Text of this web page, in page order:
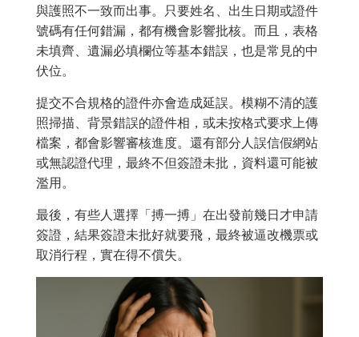
與護照不一致而出事。只要姓名、出生日期或證件
號碼有任何錯漏，都有機會影響批核。而且，表格
未填齊、遺漏必填欄位等基本錯誤，也是常見的中
伏位。
提交不合規格的證件亦會造成延誤。模糊不清的護
照掃描、背景錯誤的證件相，或未按格式要求上傳
檔案，都會影響審核進度。還有部分人誤信假網站
或無認證代理，最終不但簽證未批，資料還可能被
濫用。
最後，有些人選擇「搏一搏」在出發前幾日才申請
簽證，結果簽證未批好就要飛，最終被逼改機票或
取消行程，實在得不償失。